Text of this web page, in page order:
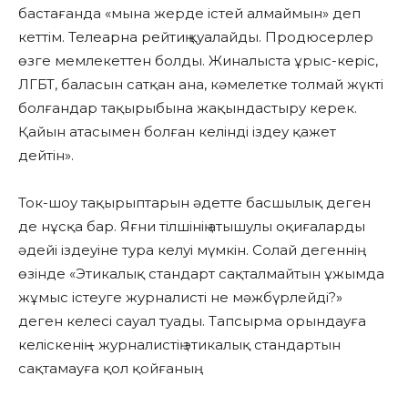
бастағанда «мына жерде істей алмаймын» деп
кеттім. Телеарна рейтиң қуалайды. Продюсерлер
өзге мемлекеттен болды. Жиналыста ұрыс-керіс,
ЛГБТ, баласын сатқан ана, кәмелетке толмай жүкті
болғандар тақырыбына жақындастыру керек.
Қайын атасымен болған келінді іздеу қажет
дейтін».
Ток-шоу тақырыптарын әдетте басшылық деген
де нұсқа бар. Яғни тілшінің атышулы оқиғаларды
әдейі іздеуіне тура келуі мүмкін. Солай дегеннің
өзінде «Этикалық стандарт сақталмайтын ұжымда
жұмыс істеуге журналисті не мәжбүрлейді?»
деген келесі сауал туады. Тапсырма орындауға
келіскенің – журналистің этикалық стандартын
сақтамауға қол қойғаның.